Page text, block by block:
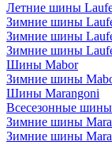
Летние шины
Зимние шины
Зимние шины
Зимние шины
Шины Mabor
Зимние шины
Шины Marangoni
Всесезонные
Зимние шины
Зимние шины